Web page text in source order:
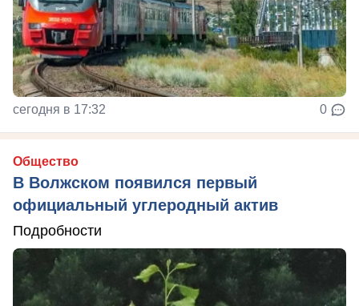
сегодня в 17:32 0
Общество
В Волжском появился первый
официальный углеродный актив
Подробности